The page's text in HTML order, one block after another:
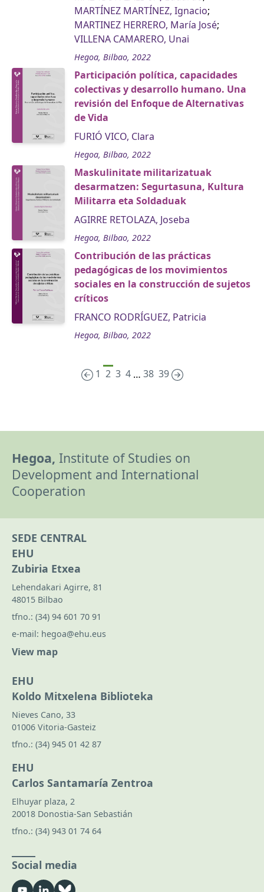
MARTÍNEZ MARTÍNEZ, Ignacio;
MARTINEZ HERRERO, María José;
VILLENA CAMARERO, Unai
Hegoa, Bilbao, 2022
Participación política, capacidades
colectivas y desarrollo humano. Una
revisión del Enfoque de Alternativas
de Vida
FURIÓ VICO, Clara
Hegoa, Bilbao, 2022
Maskulinitate militarizatuak
desarmatzen: Segurtasuna, Kultura
Militarra eta Soldaduak
AGIRRE RETOLAZA, Joseba
Hegoa, Bilbao, 2022
Contribución de las prácticas
pedagógicas de los movimientos
sociales en la construcción de sujetos
críticos
FRANCO RODRÍGUEZ, Patricia
Hegoa, Bilbao, 2022
1 2 3 4 … 38 39
Hegoa, Institute of Studies on
Development and International
Cooperation
SEDE CENTRAL
EHU
Zubiria Etxea
Lehendakari Agirre, 81
48015 Bilbao
tfno.: (34) 94 601 70 91
e-mail: hegoa@ehu.eus
View map
EHU
Koldo Mitxelena Biblioteka
Nieves Cano, 33
01006 Vitoria-Gasteiz
tfno.: (34) 945 01 42 87
EHU
Carlos Santamaría Zentroa
Elhuyar plaza, 2
20018 Donostia-San Sebastián
tfno.: (34) 943 01 74 64
Social media